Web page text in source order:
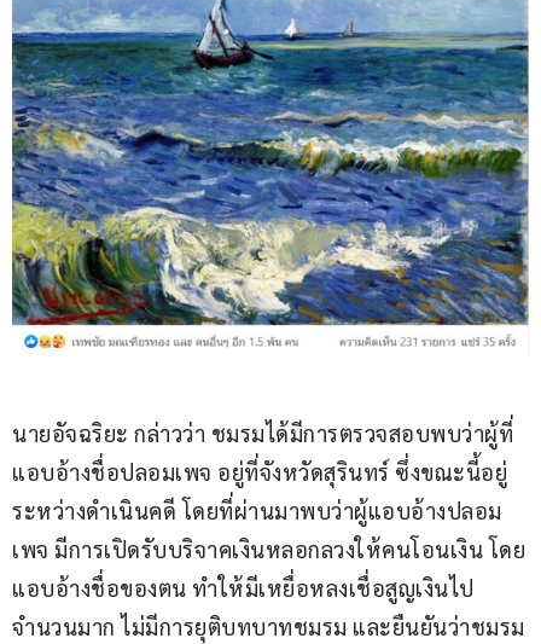
นายอัจฉริยะ กล่าวว่า ชมรมได้มีการตรวจสอบพบว่าผู้ที่
แอบอ้างชื่อปลอมเพจ อยู่ที่จังหวัดสุรินทร์ ซึ่งขณะนี้อยู่
ระหว่างดำเนินคดี โดยที่ผ่านมาพบว่าผู้แอบอ้างปลอม
เพจ มีการเปิดรับบริจาคเงินหลอกลวงให้คนโอนเงิน โดย
แอบอ้างชื่อของตน ทำให้มีเหยื่อหลงเชื่อสูญเงินไป
จำนวนมาก ไม่มีการยุติบทบาทชมรม และยืนยันว่าชมรม